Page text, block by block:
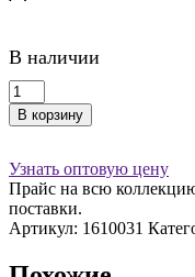
В наличии
Количество
товара
Бокал
195мл
(для
бренди,
виски,
В корзину
Узнать оптовую цену
Прайс на всю
поставки.
Артикул: 1610031